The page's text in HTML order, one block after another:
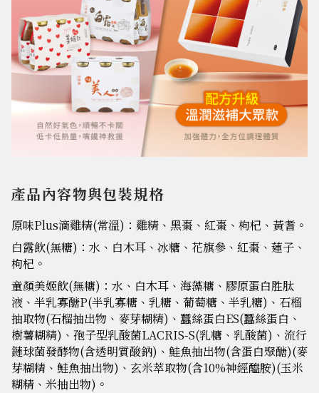
產品內容物與包裝規格
原味Plus滴雞精(常溫)：雞精、黑棗、紅棗、枸杞、黃耆。
白露飲(無糖)：水、白木耳、冰糖、花旗參、紅棗、蓮子、
枸杞。
童顏美姬飲(無糖)：水、白木耳、海藻糖、膠原蛋白胜肽
液、半乳寡醣P(半乳寡糖、乳糖、葡萄糖、半乳糖)、石榴
抽取物(石榴抽出物、麥芽糊精)、蠶絲蛋白ES(蠶絲蛋白、
樹薯糊精)、孢子型乳酸菌LACRIS-S(乳糖、乳酸菌)、流行
鏈球菌發酵物(含透明質酸鈉)、鮭魚抽出物(含蛋白聚醣)(麥
芽糊精、鮭魚抽出物)、玄米萃取物(含10%神經醯胺)(玉米
糊精、米抽出物)。